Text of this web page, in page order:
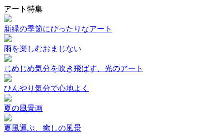
アート特集
新緑の季節にぴったりなアート
雨を楽しむおまじない
じめじめ気分を吹き飛ばす、光のアート
ひんやり気分で心地よく
夏の風景画
夏風運ぶ、癒しの風景